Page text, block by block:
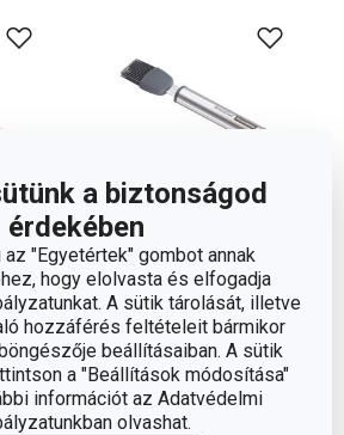
a biztonságod
érdekében
az "Egyetértek" gombot annak
hogy elolvasta és elfogadja
A sütik tárolását, illetve
hozzáférés feltételeit bármikor
beállításaiban. A sütik
a "Beállítások módosítása"
információt az Adatvédelmi
olvashat.
GrandCHEF szilikon
kenőecset
2 950 Ft
Elérhető a webáruházban
12 márkaboltban elérhető